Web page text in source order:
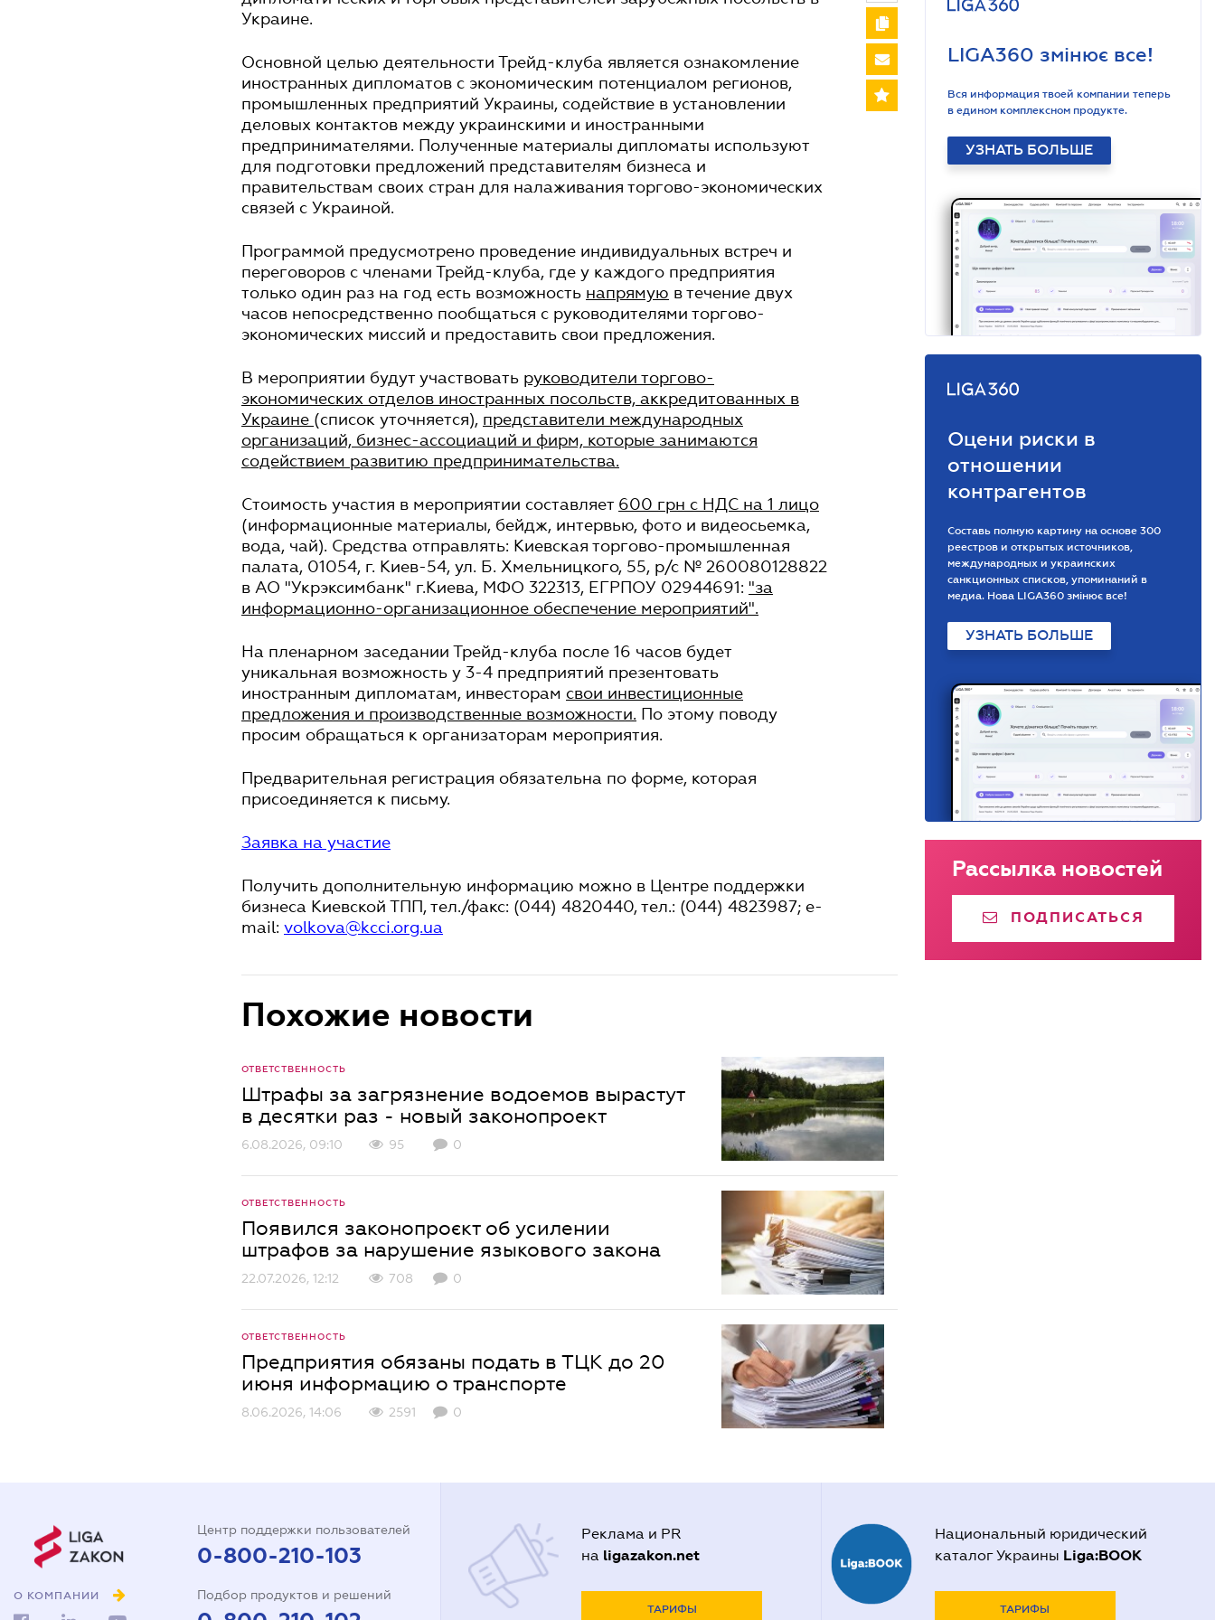
Украине.
Основной целью деятельности Трейд-клуба является ознакомление
иностранных дипломатов с экономическим потенциалом регионов,
промышленных предприятий Украины, содействие в установлении
деловых контактов между украинскими и иностранными
предпринимателями. Полученные материалы дипломаты используют
для подготовки предложений представителям бизнеса и
правительствам своих стран для налаживания торгово-экономических
связей с Украиной.
Программой предусмотрено проведение индивидуальных встреч и
переговоров с членами Трейд-клуба, где у каждого предприятия
только один раз на год есть возможность напрямую в течение двух
часов непосредственно пообщаться с руководителями торгово-
экономических миссий и предоставить свои предложения.
В мероприятии будут участвовать руководители торгово-
экономических отделов иностранных посольств, аккредитованных в
Украине (список уточняется), представители международных
организаций, бизнес-ассоциаций и фирм, которые занимаются
содействием развитию предпринимательства.
Стоимость участия в мероприятии составляет 600 грн с НДС на 1 лицо
(информационные материалы, бейдж, интервью, фото и видеосьемка,
вода, чай). Средства отправлять: Киевская торгово-промышленная
палата, 01054, г. Киев-54, ул. Б. Хмельницкого, 55, р/с № 260080128822
в АО "Укрэксимбанк" г.Киева, МФО 322313, ЕГРПОУ 02944691: "за
информационно-организационное обеспечение мероприятий".
На пленарном заседании Трейд-клуба после 16 часов будет
уникальная возможность у 3-4 предприятий презентовать
иностранным дипломатам, инвесторам свои инвестиционные
предложения и производственные возможности. По этому поводу
просим обращаться к организаторам мероприятия.
Предварительная регистрация обязательна по форме, которая
присоединяется к письму.
Заявка на участие
Получить дополнительную информацию можно в Центре поддержки
бизнеса Киевской ТПП, тел./факс: (044) 4820440, тел.: (044) 4823987; e-
mail: volkova@kcci.org.ua
Похожие новости
ОТВЕТСТВЕННОСТЬ
Штрафы за загрязнение водоемов вырастут
в десятки раз - новый законопроект
6.08.2026, 09:10 95 0
ОТВЕТСТВЕННОСТЬ
Появился законопроєкт об усилении
штрафов за нарушение языкового закона
22.07.2026, 12:12 708 0
ОТВЕТСТВЕННОСТЬ
Предприятия обязаны подать в ТЦК до 20
июня информацию о транспорте
8.06.2026, 14:06 2591 0
LIGA360 змінює все!
Вся информация твоей компании теперь
в едином комплексном продукте.
УЗНАТЬ БОЛЬШЕ
Оцени риски в
отношении
контрагентов
Составь полную картину на основе 300
реестров и открытых источников,
международных и украинских
санкционных списков, упоминаний в
медиа. Нова LIGA360 змінює все!
УЗНАТЬ БОЛЬШЕ
Рассылка новостей
ПОДПИСАТЬСЯ
О КОМПАНИИ
Центр поддержки пользователей
0-800-210-103
Подбор продуктов и решений
Реклама и PR
на ligazakon.net
ТАРИФЫ
Национальный юридический
каталог Украины Liga:BOOK
ТАРИФЫ